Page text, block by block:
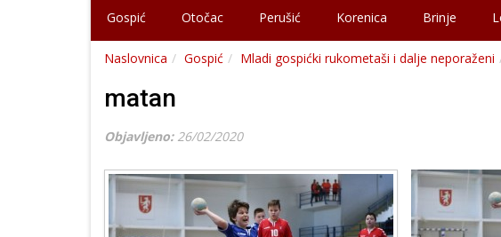
Gospić Otočac Perušić Korenica Brinje
Naslovnica Gospić Mladi gospićki rukometaši i dalje neporaženi
matan
Objavljeno: 26/02/2020